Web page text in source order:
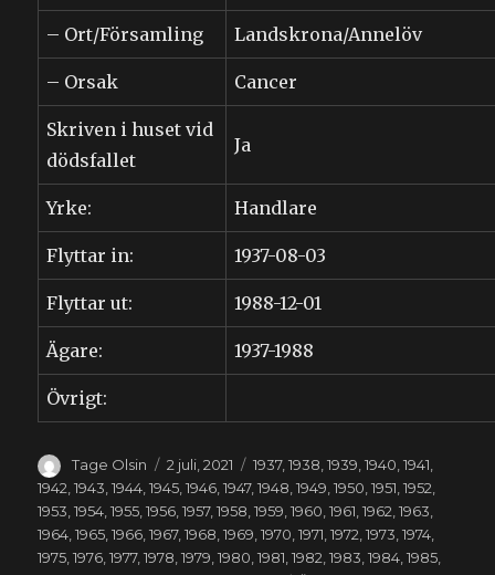
– Ort/Församling Landskrona/Annelöv
– Orsak Cancer
Skriven i huset vid
dödsfallet
Ja
Yrke: Handlare
Flyttar in: 1937-08-03
Flyttar ut: 1988-12-01
Ägare: 1937-1988
Övrigt:
Författare
Tage Olsin
Publicerat
den
2 juli, 2021 Kategorier
1937,1938,1939,1940,1941,
1942,1943,1944,1945,1946,1947,1948,1949,1950,1951,1952,
1953,1954,1955,1956,1957,1958,1959,1960,1961,1962,1963,
1964,1965,1966,1967,1968,1969,1970,1971,1972,1973,1974,
1975,1976,1977,1978,1979,1980,1981,1982,1983,1984,1985,